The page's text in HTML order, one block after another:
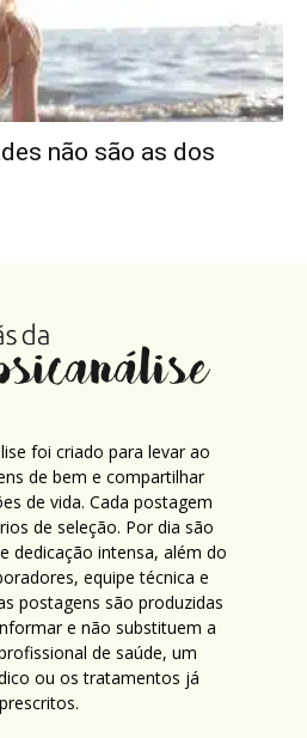
não são as dos
foi criado para levar ao
de bem e compartilhar
de vida. Cada postagem
de seleção. Por dia são
dedicação intensa, além do
equipe técnica e
postagens são produzidas
e não substituem a
de saúde, um
ou os tratamentos já
prescritos.